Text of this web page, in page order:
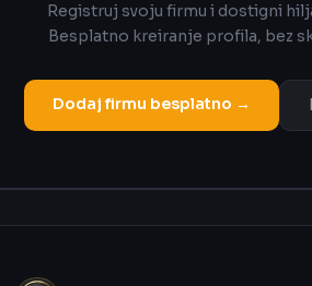
Registruj svoju firmu i dostigni
Besplatno kreiranje profila, bez
Dodaj firmu besplatno →